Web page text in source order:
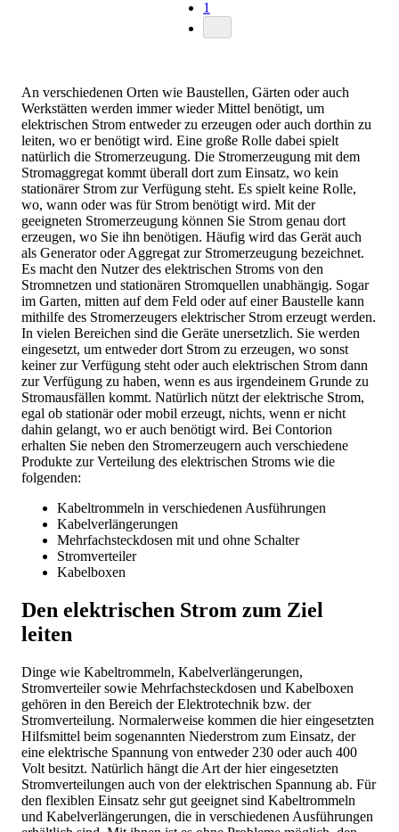
1
An verschiedenen Orten wie Baustellen, Gärten oder auch
Werkstätten werden immer wieder Mittel benötigt, um
elektrischen Strom entweder zu erzeugen oder auch dorthin zu
leiten, wo er benötigt wird. Eine große Rolle dabei spielt
natürlich die Stromerzeugung. Die Stromerzeugung mit dem
Stromaggregat kommt überall dort zum Einsatz, wo kein
stationärer Strom zur Verfügung steht. Es spielt keine Rolle,
wo, wann oder was für Strom benötigt wird. Mit der
geeigneten Stromerzeugung können Sie Strom genau dort
erzeugen, wo Sie ihn benötigen. Häufig wird das Gerät auch
als Generator oder Aggregat zur Stromerzeugung bezeichnet.
Es macht den Nutzer des elektrischen Stroms von den
Stromnetzen und stationären Stromquellen unabhängig. Sogar
im Garten, mitten auf dem Feld oder auf einer Baustelle kann
mithilfe des Stromerzeugers elektrischer Strom erzeugt werden.
In vielen Bereichen sind die Geräte unersetzlich. Sie werden
eingesetzt, um entweder dort Strom zu erzeugen, wo sonst
keiner zur Verfügung steht oder auch elektrischen Strom dann
zur Verfügung zu haben, wenn es aus irgendeinem Grunde zu
Stromausfällen kommt. Natürlich nützt der elektrische Strom,
egal ob stationär oder mobil erzeugt, nichts, wenn er nicht
dahin gelangt, wo er auch benötigt wird. Bei Contorion
erhalten Sie neben den Stromerzeugern auch verschiedene
Produkte zur Verteilung des elektrischen Stroms wie die
folgenden:
Kabeltrommeln in verschiedenen Ausführungen
Kabelverlängerungen
Mehrfachsteckdosen mit und ohne Schalter
Stromverteiler
Kabelboxen
Den elektrischen Strom zum Ziel
leiten
Dinge wie Kabeltrommeln, Kabelverlängerungen,
Stromverteiler sowie Mehrfachsteckdosen und Kabelboxen
gehören in den Bereich der Elektrotechnik bzw. der
Stromverteilung. Normalerweise kommen die hier eingesetzten
Hilfsmittel beim sogenannten Niederstrom zum Einsatz, der
eine elektrische Spannung von entweder 230 oder auch 400
Volt besitzt. Natürlich hängt die Art der hier eingesetzten
Stromverteilungen auch von der elektrischen Spannung ab. Für
den flexiblen Einsatz sehr gut geeignet sind Kabeltrommeln
und Kabelverlängerungen, die in verschiedenen Ausführungen